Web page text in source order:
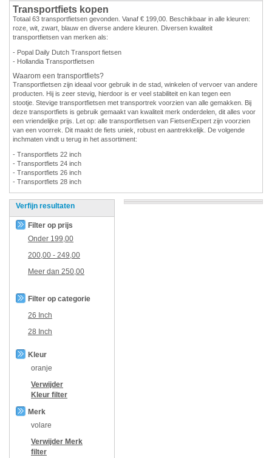
Transportfiets kopen
Totaal 63 transportfietsen gevonden. Vanaf € 199,00. Beschikbaar in alle kleuren:
roze, wit, zwart, blauw en diverse andere kleuren. Diversen kwaliteit
transportfietsen van merken als:
- Popal Daily Dutch Transport fietsen
- Hollandia Transportfietsen
Waarom een transportfiets?
Transportfietsen zijn ideaal voor gebruik in de stad, winkelen of vervoer van andere
producten. Hij is zeer stevig, hierdoor is er veel stabiliteit en kan tegen een
stootje. Stevige transportfietsen met transportrek voorzien van alle gemakken. Bij
deze transportfiets is gebruik gemaakt van kwaliteit merk onderdelen, dit alles voor
een vriendelijke prijs. Let op: alle transportfietsen van FietsenExpert zijn voorzien
van een voorrek. Dit maakt de fiets uniek, robust en aantrekkelijk. De volgende
inchmaten vindt u terug in het assortiment:
- Transportfiets 22 inch
- Transportfiets 24 inch
- Transportfiets 26 inch
- Transportfiets 28 inch
Verfijn resultaten
Filter op prijs
Onder 199,00
200,00 - 249,00
Meer dan 250,00
Filter op categorie
26 Inch
28 Inch
Kleur
oranje
Verwijder
Kleur filter
Merk
volare
Verwijder Merk
filter